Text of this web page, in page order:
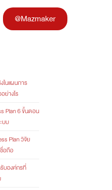
@Mazmaker
ในแผนการ
ย่างไร
Plan 6 ขั้นตอน
บบ
Plan วิจัย
อถือ
บองค์กรที่